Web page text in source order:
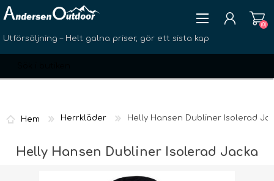
Utförsäljning – Helt galna priser, gör ett sista kap
SKAPA KONTO
LOGGA IN
(0)
Hem Herrkläder Helly Hansen Dubliner Isolerad
Helly Hansen Dubliner Isolerad Jacka